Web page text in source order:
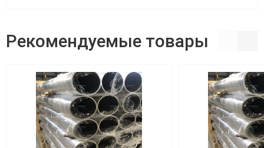
Рекомендуемые товары